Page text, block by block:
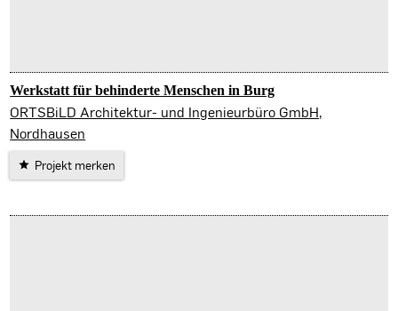
Werkstatt für behinderte Menschen in Burg
ORTSBiLD Architektur- und Ingenieurbüro GmbH,
Nordhausen
Projekt merken